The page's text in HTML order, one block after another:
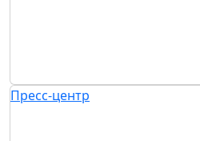
Пресс-центр